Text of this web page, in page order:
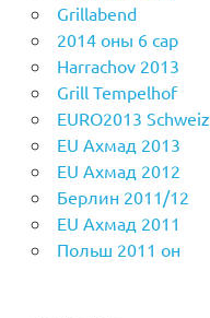
Grillabend
2014 оны 6 сар
Harrachov 2013
Grill Tempelhof
EURO2013 Schweiz
EU Ахмад 2013
EU Aхмад 2012
Берлин 2011/12
EU Ахмад 2011
Польш 2011 он